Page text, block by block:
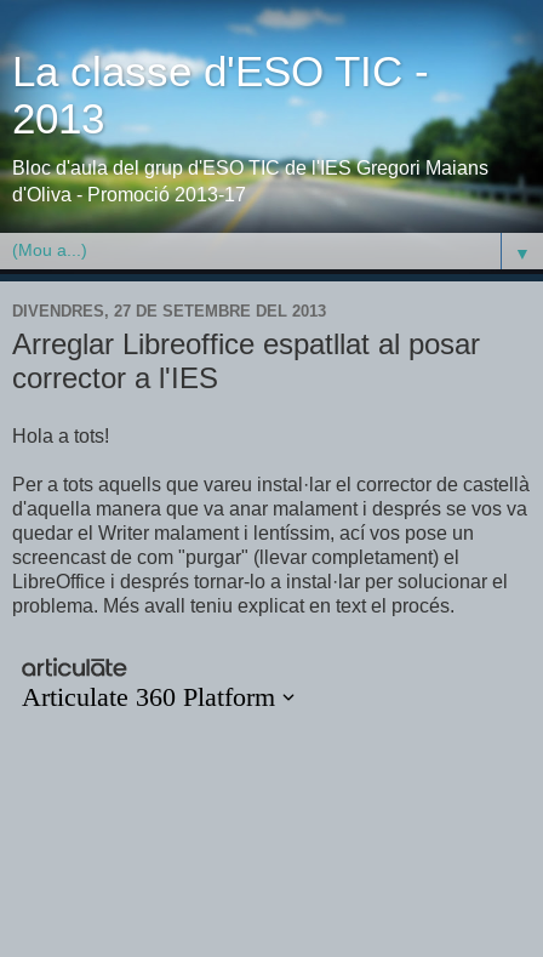
La classe d'ESO TIC -
2013
Bloc d'aula del grup d'ESO TIC de l'IES Gregori Maians
d'Oliva - Promoció 2013-17
▼
DIVENDRES, 27 DE SETEMBRE DEL 2013
Arreglar Libreoffice espatllat al posar
corrector a l'IES
Hola a tots!
Per a tots aquells que vareu instal·lar el corrector de castellà
d'aquella manera que va anar malament i després se vos va
quedar el Writer malament i lentíssim, ací vos pose un
screencast de com "purgar" (llevar completament) el
LibreOffice i després tornar-lo a instal·lar per solucionar el
problema. Més avall teniu explicat en text el procés.